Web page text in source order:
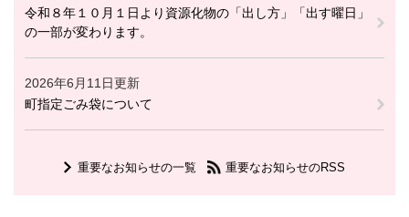
令和８年１０月１日より資源化物の「出し方」「出す曜日」
の一部が変わります。
2026年6月11日更新
町指定ごみ袋について
重要なお知らせの一覧 重要なお知らせのRSS